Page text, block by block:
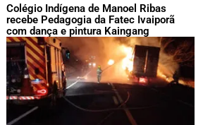
Colégio Indígena de Manoel Ribas
recebe Pedagogia da Fatec Ivaiporã
com dança e pintura Kaingang